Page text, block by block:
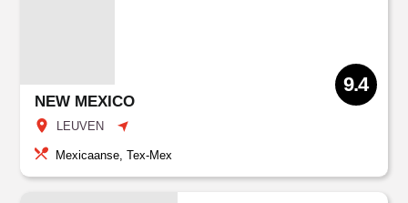
NEW MEXICO
LEUVEN
9.4
Mexicaanse, Tex-Mex